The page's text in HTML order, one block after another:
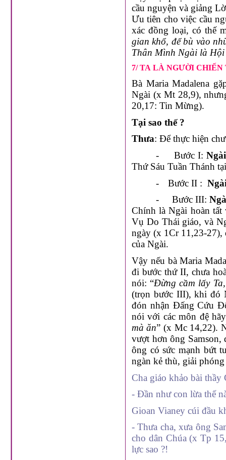
cầu nguyện và giảng
Ưu tiên cho việc cầu
xác đồng loại, có thế
gian khổ, để bù vào
Thân Mình Ngài là
7/ TA LÀ NGƯỜI CHIẾN
Bà Maria Madalena
Ngài (x Mt 28,9),
20,17: Tin Mừng).
Tại sao thế ?
Thưa: Để thực hiện
-
Bước I:
Thứ Sáu Tuần Thánh
-
Bước II :
- Bước III:
Chính là Ngài hoàn
Vụ Do Thái giáo, và
ngày (x 1Cr 11,23-27),
của Ngài.
Vậy nếu bà Maria
đi bước thứ II, chưa
nói: “Đừng cầm lấy
(trọn bước III), khi đó
đón nhận Đấng Cứu
nói với các môn đệ
mà ăn” (x Mc 14,22).
vượt hơn ông Samson,
ông có sức mạnh bứt
ngàn kẻ thù, giải
Cha giáo khảo bài thầy
- Đần như con lừa thế
Gioan Vianey cúi đầu
- Thưa cha, xưa ông
cho dân Chúa (x Tp
lực sao ?!